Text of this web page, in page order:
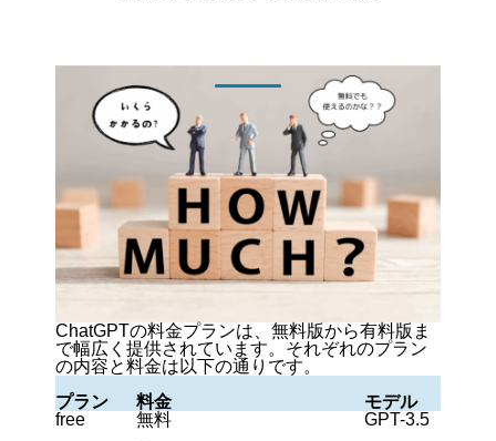
ChatGPTの料金プランは、無料版から有料版ま
で幅広く提供されています。それぞれのプラン
の内容と料金は以下の通りです。
プラン
料金
モデル
free
無料
GPT-3.5（GPT-